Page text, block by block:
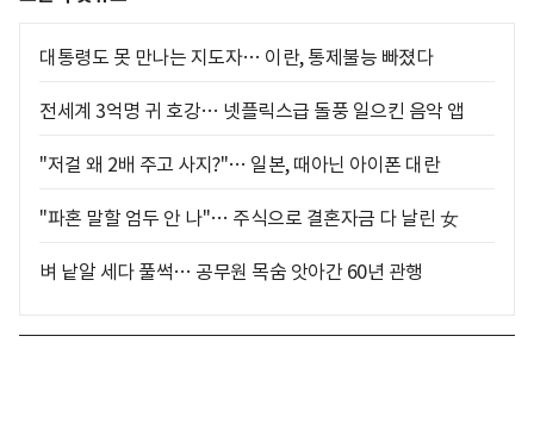
대통령도 못 만나는 지도자… 이란, 통제불능 빠졌다
전세계 3억명 귀 호강… 넷플릭스급 돌풍 일으킨 음악 앱
"저걸 왜 2배 주고 사지?"… 일본, 때아닌 아이폰 대란
"파혼 말할 엄두 안 나"… 주식으로 결혼자금 다 날린 女
벼 낱알 세다 풀썩… 공무원 목숨 앗아간 60년 관행